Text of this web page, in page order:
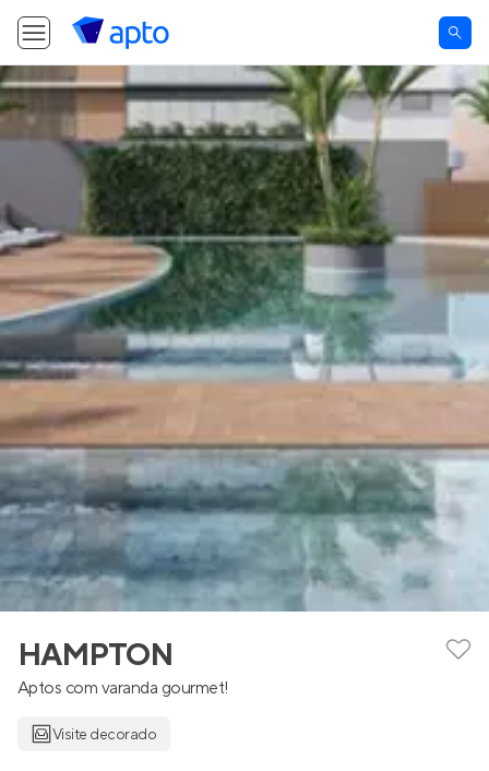
HAMPTON
Aptos com varanda gourmet!
Visite decorado